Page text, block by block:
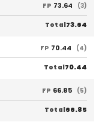
FP 73.64 (3)
Total73.64
FP 70.44 (4)
Total70.44
FP 66.85 (5)
Total66.85